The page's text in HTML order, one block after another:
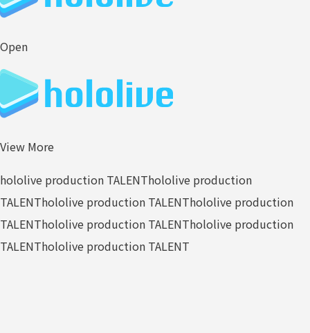
Open
View More
hololive production TALENThololive production
TALENThololive production TALENThololive production
TALENThololive production TALENThololive production
TALENThololive production TALENT